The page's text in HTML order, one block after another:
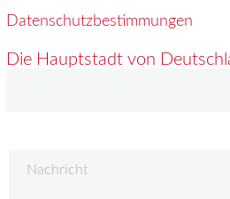
Datenschutzbestimmungen
Die Hauptstadt von